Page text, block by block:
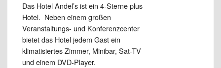
Das Hotel Andel’s ist ein 4-Sterne plus
Hotel. Neben einem großen
Veranstaltungs- und Konferenzcenter
bietet das Hotel jedem Gast ein
klimatisiertes Zimmer, Minibar, Sat-TV
und einem DVD-Player.